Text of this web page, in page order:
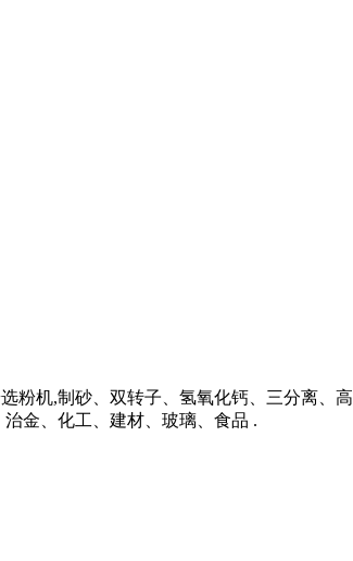
粉机,制砂、双转子、氢氧化钙、三分离、
金、化工、建材、玻璃、食品 .